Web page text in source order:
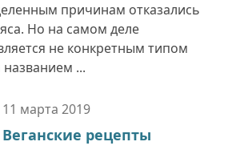
причинам отказались
Но на самом деле
не конкретным типом
...
11 марта 2019
Веганские рецепты